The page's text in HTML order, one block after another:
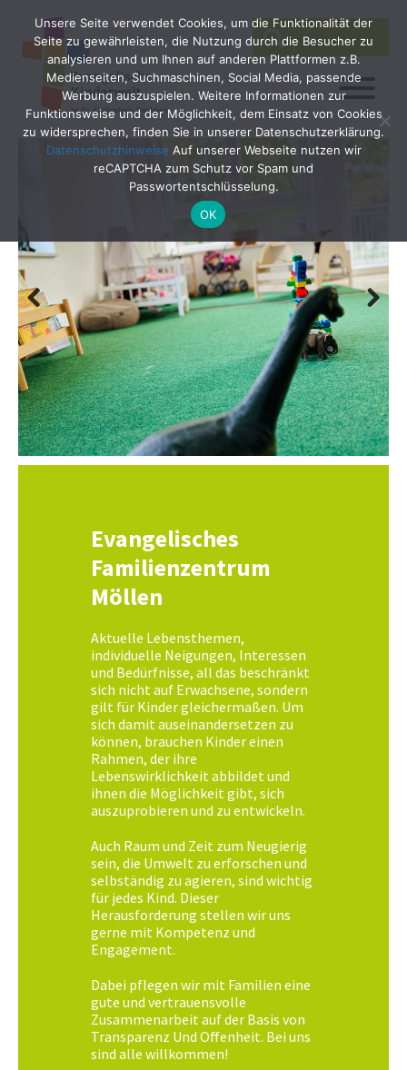
Search
for:
SEARCH
Previ
ous
Next
Evangelisches
Familienzentrum
Möllen
Aktuelle Lebensthemen,
individuelle Neigungen, Interessen
und Bedürfnisse, all das beschränkt
sich nicht auf Erwachsene, sondern
gilt für Kinder gleichermaßen. Um
sich damit auseinandersetzen zu
können, brauchen Kinder einen
Rahmen, der ihre
Lebenswirklichkeit abbildet und
ihnen die Möglichkeit gibt, sich
auszuprobieren und zu entwickeln.
Auch Raum und Zeit zum Neugierig
sein, die Umwelt zu erforschen und
selbständig zu agieren, sind wichtig
für jedes Kind. Dieser
Herausforderung stellen wir uns
gerne mit Kompetenz und
Engagement.
Dabei pflegen wir mit Familien eine
gute und vertrauensvolle
Zusammenarbeit auf der Basis von
Transparenz Und Offenheit. Bei uns
sind alle willkommen!
Unsere Seite verwendet Cookies, um die Funktionalität der
Seite zu gewährleisten, die Nutzung durch die Besucher zu
analysieren und um Ihnen auf anderen Plattformen z.B.
Medienseiten, Suchmaschinen, Social Media, passende
Werbung auszuspielen. Weitere Informationen zur
Funktionsweise und der Möglichkeit, dem Einsatz von Cookies
zu widersprechen, finden Sie in unserer Datenschutzerklärung.
Datenschutzhinweise Auf unserer Webseite nutzen wir
reCAPTCHA zum Schutz vor Spam und
Passwortentschlüsselung.
OK